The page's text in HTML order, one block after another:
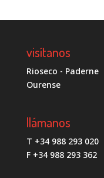
visítanos
Rioseco - Paderne
Ourense
llámanos
T +34 988 293 020
F +34 988 293 362